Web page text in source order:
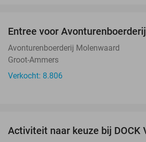
Entree voor
Avonturenboerderij Molenwaard
Groot-Ammers
Verkocht: 8.806
Activiteit naar keuze bij DOCK